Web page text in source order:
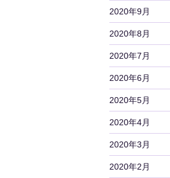
2020年9月
2020年8月
2020年7月
2020年6月
2020年5月
2020年4月
2020年3月
2020年2月